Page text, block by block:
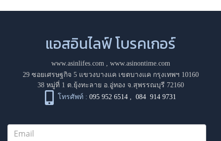
แอสอินไลฟ์ โบรคเกอร์
www.asinlifes.com, www.asinontime.com
29 ซอยเศรษฐกิจ 5 แขวงบางแค เขตบางแค กรุงเทพฯ 10160
38 หมู่ที่ 1 ต.ยุ้งทะลาย อ.อู่ทอง จ.สุพรรณบุรี 72160
โทรศัพท์ : 095 952 6514 ,084 914 9731